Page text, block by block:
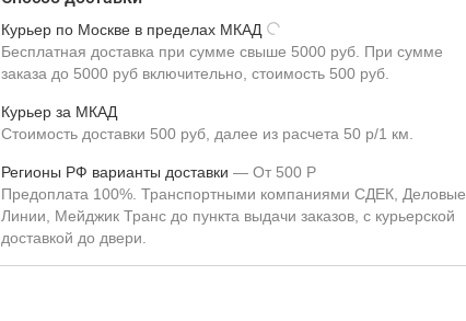
Курьер по Москве в пределах МКАД
Бесплатная доставка при сумме свыше 5000 руб. При сумме
заказа до 5000 руб включительно, стоимость 500 руб.
Курьер за МКАД
Стоимость доставки 500 руб, далее из расчета 50 р/1 км.
Регионы РФ варианты доставки От 500 Р
Предоплата 100%. Транспортными компаниями СДЕК, Деловые
Линии, Мейджик Транс до пункта выдачи заказов, с курьерской
доставкой до двери.